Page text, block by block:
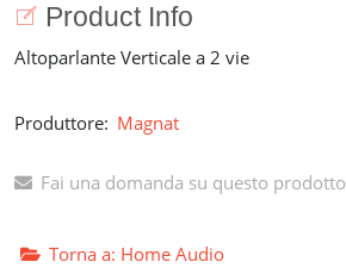
Product Info
Altoparlante Verticale a 2 vie
Produttore: Magnat
Fai una domanda su questo prodotto
Torna a: Home Audio